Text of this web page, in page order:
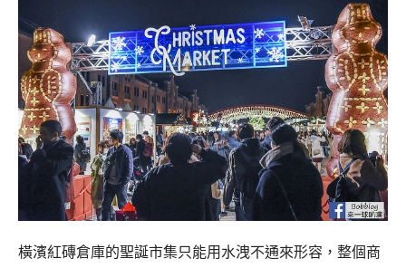
橫濱紅磚倉庫的聖誕市集只能用水洩不通來形容，整個商